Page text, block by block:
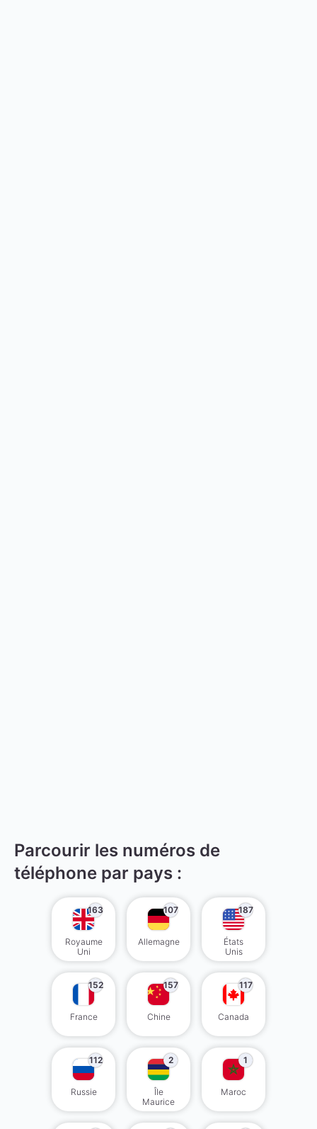
Parcourir les numéros de
téléphone par pays :
163
Royaume
Uni
107
Allemagne
187
États
Unis
152
France
157
Chine
117
Canada
112
Russie
2
Île
Maurice
1
Maroc